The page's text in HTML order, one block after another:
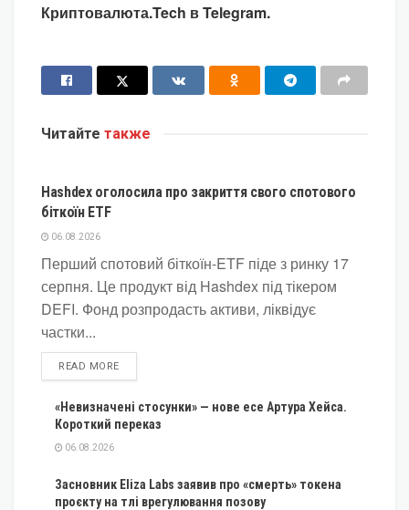
Криптовалюта.Tech в Telegram.
Читайте также
Hashdex оголосила про закриття свого спотового
біткоїн ETF
06.08.2026
Перший спотовий біткоїн-ETF піде з ринку 17
серпня. Це продукт від Hashdex під тікером
DEFI. Фонд розпродасть активи, ліквідує
частки...
READ MOREDETAILS
«Невизначені стосунки» — нове есе Артура Хейса.
Короткий переказ
06.08.2026
Засновник Eliza Labs заявив про «смерть» токена
проєкту на тлі врегулювання позову